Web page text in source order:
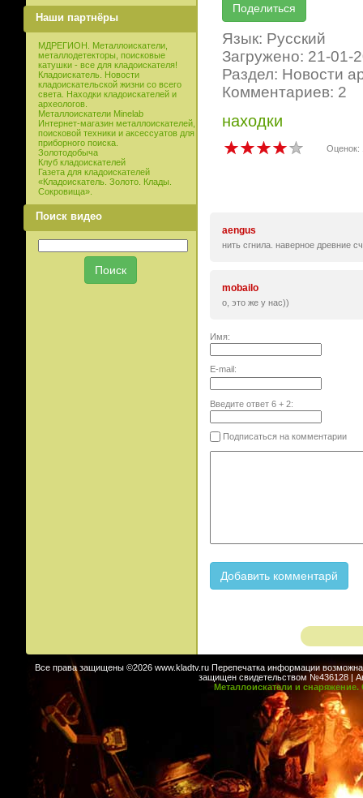
Наши партнёры
МДРЕГИОН. Металлоискатели,
металлодетекторы, поисковые
катушки - все для кладоискателя!
Кладоискатель. Новости
кладоискательской жизни со всего
света. Находки кладоискателей и
археологов.
Металлоискатели Minelab
Интернет-магазин металлоискателей,
поисковой техники и аксессуатов для
приборного поиска.
Золотодобыча
Клуб кладоискателей
Газета для кладоискателей
«Кладоискатель. Золото. Клады.
Сокровища».
Поиск видео
Язык: Русский
Загружено: 21-01-
Раздел: Новости
Комментариев: 2
находки
Оценок:
aengus
нить сгнила. наверное древние
mobailo
о, это же у нас))
Имя:
E-mail:
Введите ответ 6+ 2:
Подписаться на комментарии
Все права защищены ©2026 www.kladtv.ru Перепечатка информации возможна
защищен свидетельством №436128 |
Металлоискатели и